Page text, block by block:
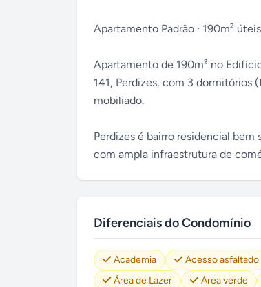
Apartamento Padrão · 190m² úteis
Apartamento de 190m² no
141, Perdizes, com 3 dormitórios
mobiliado.
Perdizes é bairro residencial bem
com ampla infraestrutura de
Diferenciais do Condomínio
Academia Acesso asfaltado
Área de Lazer
Área verde